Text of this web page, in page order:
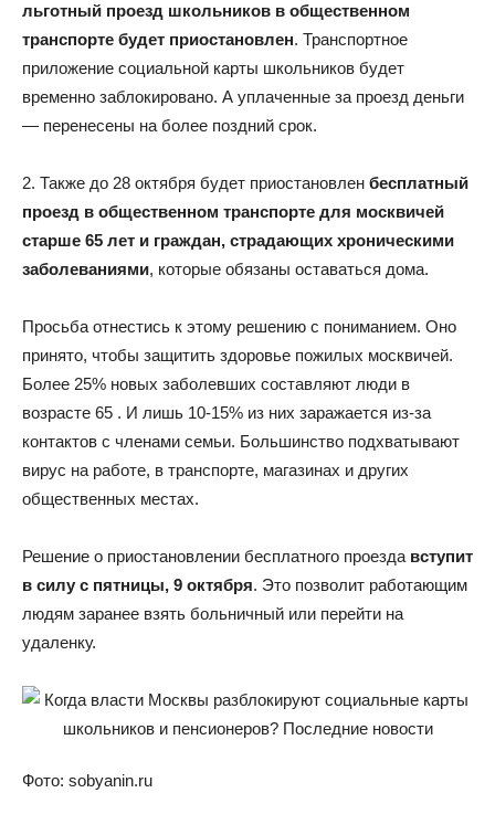
льготный проезд школьников в общественном
транспорте будет приостановлен. Транспортное
приложение социальной карты школьников будет
временно заблокировано. А уплаченные за проезд деньги
— перенесены на более поздний срок.
2. Также до 28 октября будет приостановлен бесплатный
проезд в общественном транспорте для москвичей
старше 65 лет и граждан, страдающих хроническими
заболеваниями, которые обязаны оставаться дома.
Просьба отнестись к этому решению с пониманием. Оно
принято, чтобы защитить здоровье пожилых москвичей.
Более 25% новых заболевших составляют люди в
возрасте 65 . И лишь 10-15% из них заражается из-за
контактов с членами семьи. Большинство подхватывают
вирус на работе, в транспорте, магазинах и других
общественных местах.
Решение о приостановлении бесплатного проезда вступит
в силу с пятницы, 9 октября. Это позволит работающим
людям заранее взять больничный или перейти на
удаленку.
Фото: sobyanin.ru